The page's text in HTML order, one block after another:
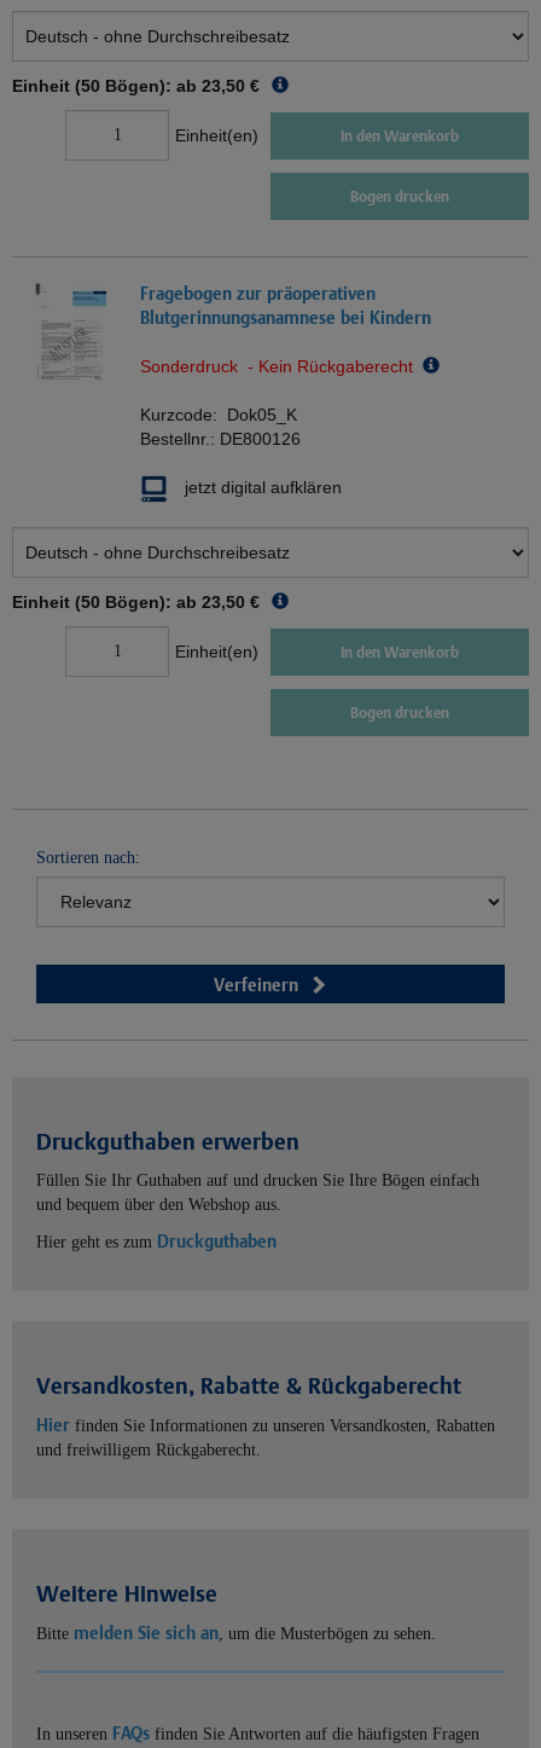
Einheit (50 Bögen): ab 23,50 €
Einheit(en) In den Warenkorb
Bogen drucken
Fragebogen zur präoperativen
Blutgerinnungsanamnese bei Kindern
Sonderdruck - Kein Rückgaberecht
Kurzcode: Dok05_K
Bestellnr.: DE800126
jetzt digital aufklären
Einheit (50 Bögen): ab 23,50 €
Einheit(en) In den Warenkorb
Bogen drucken
Sortieren nach:
Verfeinern
Druckguthaben erwerben
Füllen Sie Ihr Guthaben auf und drucken Sie Ihre Bögen einfach
und bequem über den Webshop aus.
Hier geht es zum Druckguthaben
Versandkosten, Rabatte & Rückgaberecht
Hier finden Sie Informationen zu unseren Versandkosten, Rabatten
und freiwilligem Rückgaberecht.
Weitere Hinweise
Bitte melden Sie sich an, um die Musterbögen zu sehen.
In unseren FAQs finden Sie Antworten auf die häufigsten Fragen